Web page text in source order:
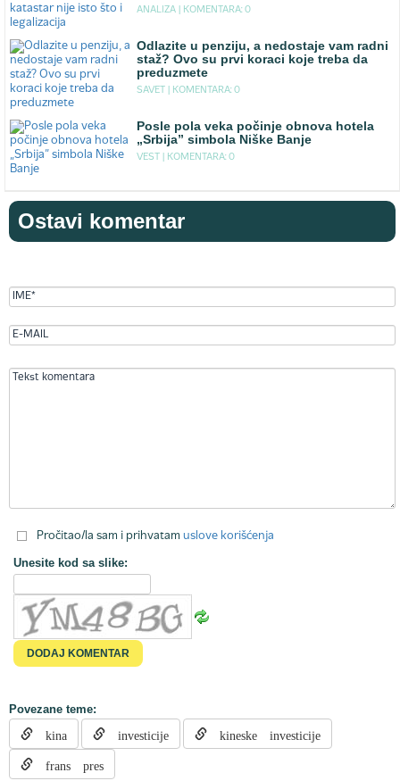
ANALIZA | KOMENTARA: 0
Odlazite u penziju, a nedostaje vam radni
staž? Ovo su prvi koraci koje treba da
preduzmete
SAVET | KOMENTARA: 0
Posle pola veka počinje obnova hotela
„Srbija” simbola Niške Banje
VEST | KOMENTARA: 0
Ostavi komentar
Pročitao/la sam i prihvatam uslove korišćenja
Unesite kod sa slike:
Povezane teme:
kina investicije kineske investicije
frans pres